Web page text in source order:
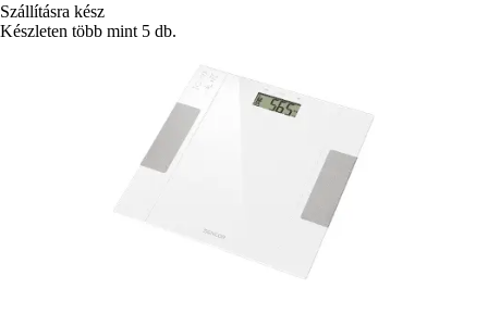
Szállításra kész
Készleten több mint 5 db.